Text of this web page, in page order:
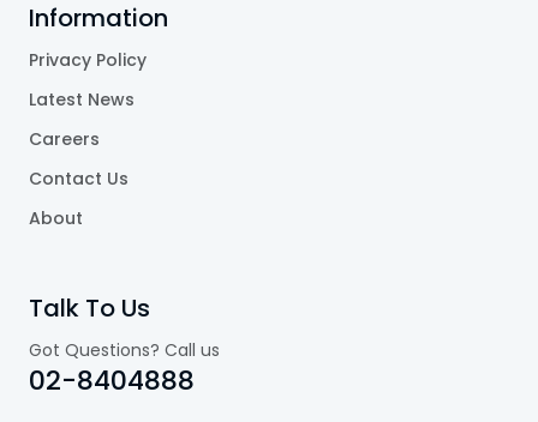
Information
Privacy Policy
Latest News
Careers
Contact Us
About
Talk To Us
Got Questions? Call us
02-8404888